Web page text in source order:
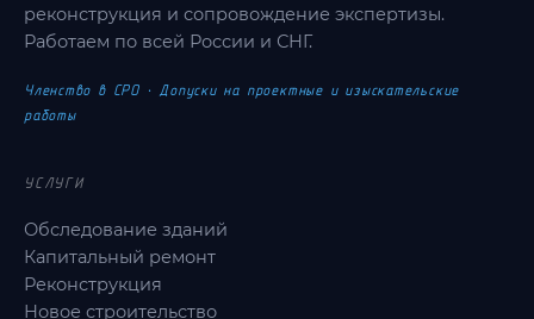
реконструкция и сопровождение экспертизы.
Работаем по всей России и СНГ.
Членство в СРО · Допуски на проектные и изыскательские
работы
УСЛУГИ
Обследование зданий
Капитальный ремонт
Реконструкция
Новое строительство